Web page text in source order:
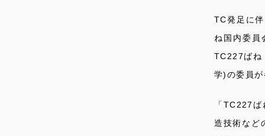
TC発足に
ね国内委員
TC227ばね
学)の委員
「TC227
造技術など